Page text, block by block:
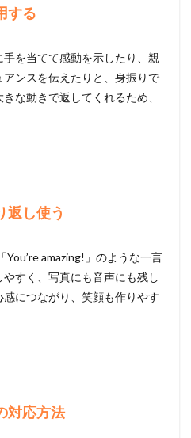
する
を当てて感動を示したり、親
ンスを伝えたりと、身振りで
な動きで返してくれるため、
返し使う
You’re amazing!」のような一言
すく、写真にも音声にも残し
につながり、笑顔も作りやす
対応方法